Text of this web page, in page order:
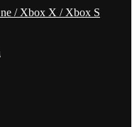
/ Xbox X / Xbox S